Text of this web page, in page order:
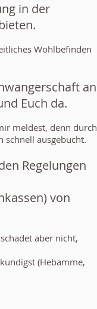
in der
Wohlbefinden
an
Euch da.
meldest, denn durch
schnell ausgebucht.
Regelungen
von
aber nicht,
(Hebamme,